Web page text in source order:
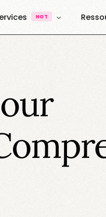
HOT
Plateforme
Vibe Creators
Decouvrez nos formats
Elite Creators
Le Podcast 100% U.G.C